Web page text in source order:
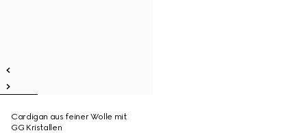
Cardigan aus feiner Wolle mit
GG Kristallen